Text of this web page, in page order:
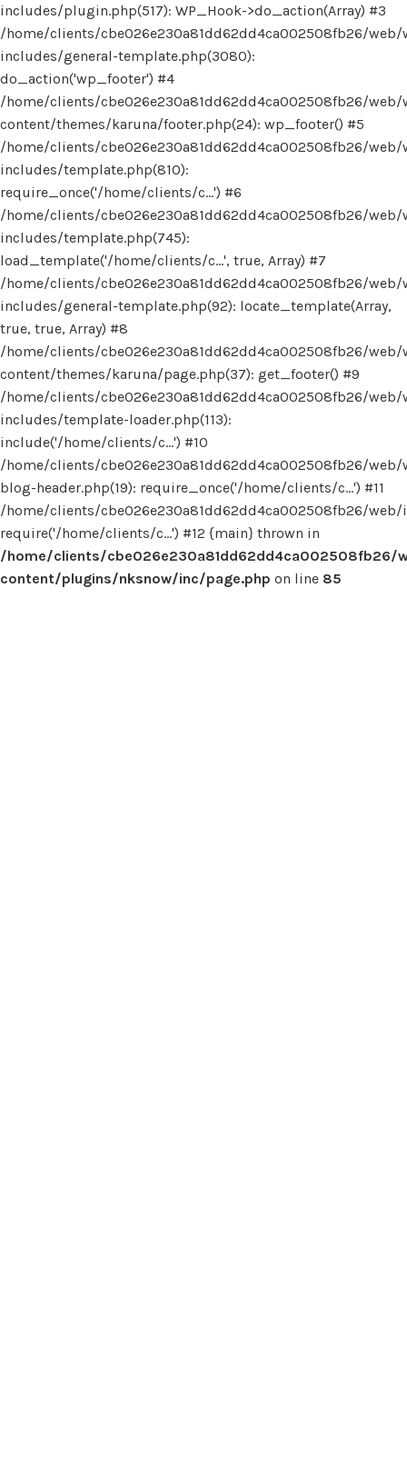
includes/plugin.php(517): WP_Hook->do_action(Array) #3
/home/clients/cbe026e230a81dd62dd4ca002508fb26/web/
includes/general-template.php(3080):
do_action('wp_footer') #4
/home/clients/cbe026e230a81dd62dd4ca002508fb26/web/
content/themes/karuna/footer.php(24): wp_footer() #5
/home/clients/cbe026e230a81dd62dd4ca002508fb26/web/
includes/template.php(810):
require_once('/home/clients/c...') #6
/home/clients/cbe026e230a81dd62dd4ca002508fb26/web/
includes/template.php(745):
load_template('/home/clients/c...', true, Array) #7
/home/clients/cbe026e230a81dd62dd4ca002508fb26/web/
includes/general-template.php(92): locate_template(Array,
true, true, Array) #8
/home/clients/cbe026e230a81dd62dd4ca002508fb26/web/
content/themes/karuna/page.php(37): get_footer() #9
/home/clients/cbe026e230a81dd62dd4ca002508fb26/web/
includes/template-loader.php(113):
include('/home/clients/c...') #10
/home/clients/cbe026e230a81dd62dd4ca002508fb26/web/
blog-header.php(19): require_once('/home/clients/c...') #11
/home/clients/cbe026e230a81dd62dd4ca002508fb26/web/
require('/home/clients/c...') #12 {main} thrown in
/home/clients/cbe026e230a81dd62dd4ca002508fb26/
content/plugins/nksnow/inc/page.php on line 85